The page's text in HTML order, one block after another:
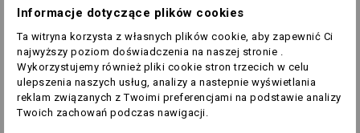
Tekstylna wyściółka
Podeszwa zewnętrzna z TPU przystosowana do
gry na naturalnych nawierzchniach
25% komponentów użytych do wykonania
cholewki zawiera co najmniej 50% materiałów
pochodzących z recyklingu.
Informacje dotyczące plików cookies
Ta witryna korzysta z własnych plików cookie, aby zapewnić Ci
najwyższy poziom doświadczenia na naszej stronie .
Wykorzystujemy również pliki cookie stron trzecich w celu
ulepszenia naszych usług, analizy a nastepnie wyświetlania
reklam związanych z Twoimi preferencjami na podstawie analizy
Twoich zachowań podczas nawigacji.